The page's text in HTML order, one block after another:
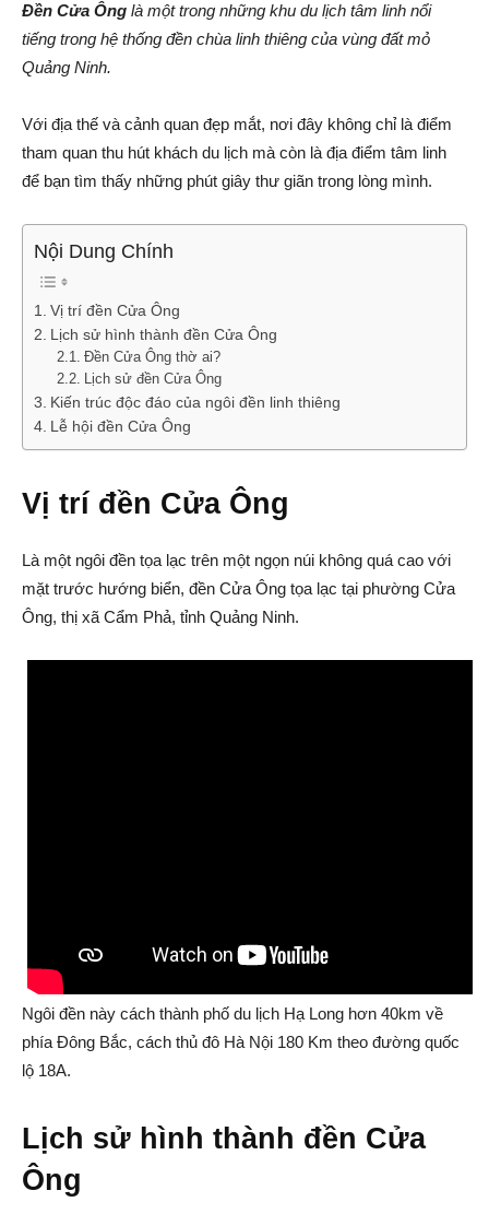
Đền Cửa Ông là một trong những khu du lịch tâm linh nổi
tiếng trong hệ thống đền chùa linh thiêng của vùng đất mỏ
Quảng Ninh.
Với địa thế và cảnh quan đẹp mắt, nơi đây không chỉ là điểm
tham quan thu hút khách du lịch mà còn là địa điểm tâm linh
để bạn tìm thấy những phút giây thư giãn trong lòng mình.
Nội Dung Chính
Vị trí đền Cửa Ông
Lịch sử hình thành đền Cửa Ông
Đền Cửa Ông thờ ai?
Lịch sử đền Cửa Ông
Kiến trúc độc đáo của ngôi đền linh thiêng
Lễ hội đền Cửa Ông
Vị trí đền Cửa Ông
Là một ngôi đền tọa lạc trên một ngọn núi không quá cao với
mặt trước hướng biển, đền Cửa Ông tọa lạc tại phường Cửa
Ông, thị xã Cẩm Phả, tỉnh Quảng Ninh.
Ngôi đền này cách thành phố du lịch Hạ Long hơn 40km về
phía Đông Bắc, cách thủ đô Hà Nội 180 Km theo đường quốc
lộ 18A.
Lịch sử hình thành đền Cửa
Ông